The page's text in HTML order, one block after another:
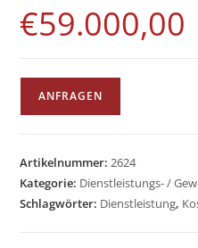
€59.000,00
ANFRAGEN
Artikelnummer: 2624
Kategorie: Dienstleistungs- /
Schlagwörter: Dienstleistung,